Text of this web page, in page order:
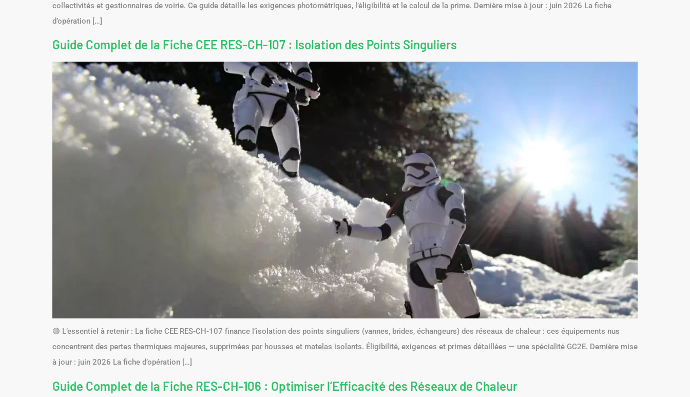
collectivités et gestionnaires de voirie. Ce guide détaille les exigences photométriques, l’éligibilité et le calcul de la prime. Dernière mise à jour : juin 2026 La fiche
d’opération […]
Guide Complet de la Fiche CEE RES-CH-107 : Isolation des Points Singuliers
🟢 L’essentiel à retenir : La fiche CEE RES-CH-107 finance l’isolation des points singuliers (vannes, brides, échangeurs) des réseaux de chaleur : ces équipements nus
concentrent des pertes thermiques majeures, supprimées par housses et matelas isolants. Éligibilité, exigences et primes détaillées — une spécialité GC2E. Dernière mise
à jour : juin 2026 La fiche d’opération […]
Guide Complet de la Fiche RES-CH-106 : Optimiser l’Efficacité des Réseaux de Chaleur